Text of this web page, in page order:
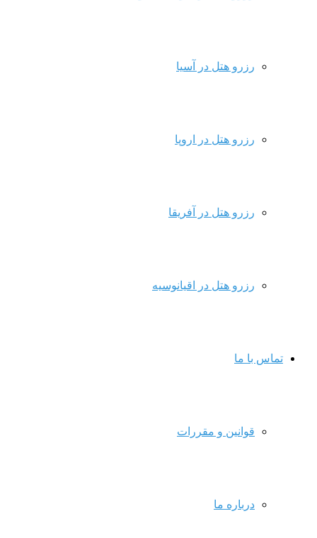
رزرو هتل در آسیا
رزرو هتل در اروپا
رزرو هتل در آفریقا
رزرو هتل در اقیانوسیه
تماس با ما
قوانین و مقررات
درباره ما